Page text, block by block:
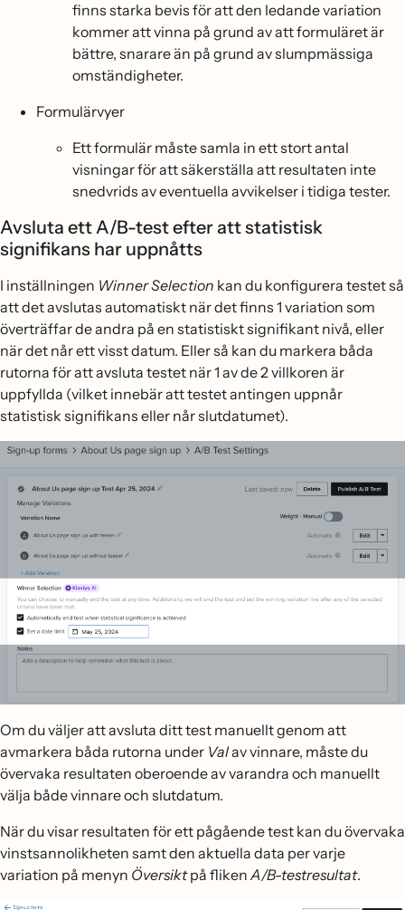
finns starka bevis för att den ledande variation
kommer att vinna på grund av att formuläret är
bättre, snarare än på grund av slumpmässiga
omständigheter.
Formulärvyer
Ett formulär måste samla in ett stort antal
visningar för att säkerställa att resultaten inte
snedvrids av eventuella avvikelser i tidiga tester.
Avsluta ett A/B-test efter att statistisk
signifikans har uppnåtts
I inställningen Winner Selection kan du konfigurera testet så
att det avslutas automatiskt när det finns 1 variation som
överträffar de andra på en statistiskt signifikant nivå, eller
när det når ett visst datum. Eller så kan du markera båda
rutorna för att avsluta testet när 1 av de 2 villkoren är
uppfyllda (vilket innebär att testet antingen uppnår
statistisk signifikans eller når slutdatumet).
Om du väljer att avsluta ditt test manuellt genom att
avmarkera båda rutorna under Valav vinnare, måste du
övervaka resultaten oberoende av varandra och manuellt
välja både vinnare och slutdatum.
När du visar resultaten för ett pågående test kan du övervaka
vinstsannolikheten samt den aktuella data per varje
variation på menyn Översiktpå fliken A/B-testresultat.